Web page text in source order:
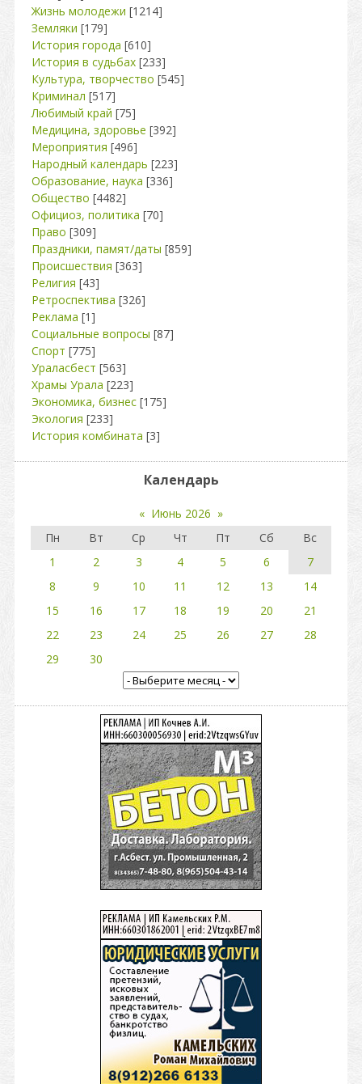
Жизнь молодежи [1214]
Земляки [179]
История города [610]
История в судьбах [233]
Культура, творчество [545]
Криминал [517]
Любимый край [75]
Медицина, здоровье [392]
Мероприятия [496]
Народный календарь [223]
Образование, наука [336]
Общество [4482]
Официоз, политика [70]
Право [309]
Праздники, памят/даты [859]
Происшествия [363]
Религия [43]
Ретроспектива [326]
Реклама [1]
Социальные вопросы [87]
Спорт [775]
Ураласбест [563]
Храмы Урала [223]
Экономика, бизнес [175]
Экология [233]
История комбината [3]
Календарь
« Июнь 2026 »
Пн
Вт Ср Чт Пт Сб
Вс
1
2 3 4 5 6
7
8
9 10 11 12 13
14
15
16 17 18 19 20
21
22
23 24 25 26 27
28
29
30